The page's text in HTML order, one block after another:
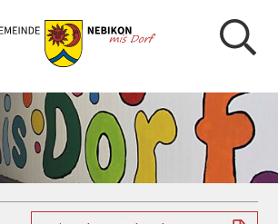
IN GEMEINDE NEBIKON